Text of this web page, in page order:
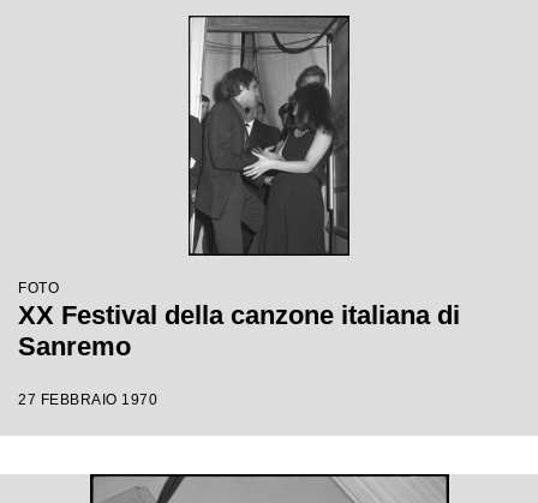
FOTO
XX Festival della canzone italiana di
Sanremo
27 FEBBRAIO 1970